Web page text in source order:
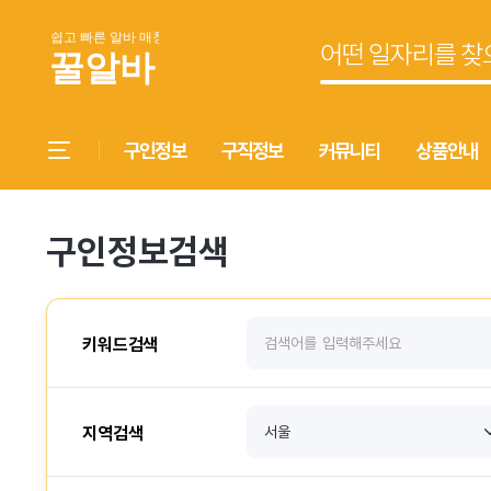
구인정보 구직정보 커뮤니티 상품안내
구인정보검색
키워드검색
지역검색